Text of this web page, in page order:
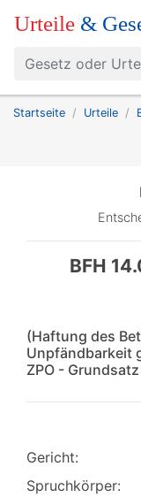
Urteile &
Startseite Urteile
BFH
(Haftung des
Unpfändbarkeit
ZPO -
Gericht:
Spruchkörper: